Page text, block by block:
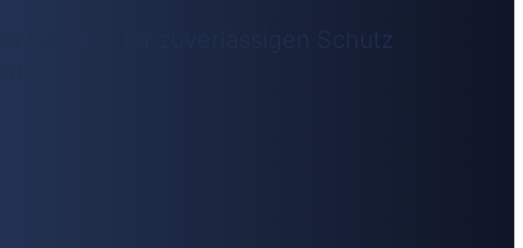
Backup, für zuverlässigen Schutz